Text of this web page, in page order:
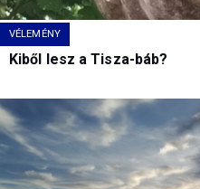
VÉLEMÉNY
Kiből lesz a Tisza-báb?